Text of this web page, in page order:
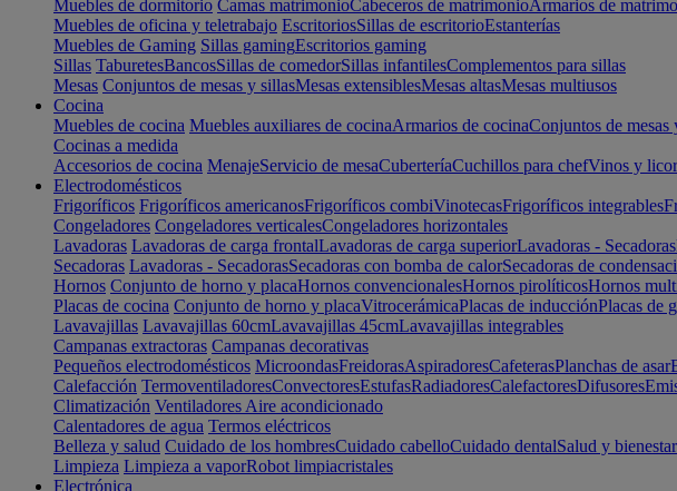
Muebles de dormitorio Camas matrimonioCabeceros de matrimonioArmarios de
Muebles de oficina y teletrabajo EscritoriosSillas de escritorioEstanterías
Muebles de Gaming Sillas gamingEscritorios gaming
Sillas TaburetesBancosSillas de comedorSillas infantilesComplementos para sillas
Mesas Conjuntos de mesas y sillasMesas extensiblesMesas altasMesas multiusos
Cocina
Muebles de cocina Muebles auxiliares de cocinaArmarios de cocinaConjuntos de mesas
Cocinas a medida
Accesorios de cocina MenajeServicio de mesaCuberteríaCuchillos para chefVinos y
Electrodomésticos
Frigoríficos Frigoríficos americanosFrigoríficos combiVinotecasFrigoríficos integrables
Congeladores Congeladores verticalesCongeladores horizontales
Lavadoras Lavadoras de carga frontalLavadoras de carga superiorLavadoras - Secadoras
Secadoras Lavadoras - SecadorasSecadoras con bomba de calorSecadoras de
Hornos Conjunto de horno y placaHornos convencionalesHornos pirolíticosHornos
Placas de cocina Conjunto de horno y placaVitrocerámicaPlacas de inducciónPlacas de
Lavavajillas Lavavajillas 60cmLavavajillas 45cmLavavajillas integrables
Campanas extractoras Campanas decorativas
Pequeños electrodomésticos MicroondasFreidorasAspiradoresCafeterasPlanchas de asar
Calefacción TermoventiladoresConvectoresEstufasRadiadoresCalefactoresDifusores
Climatización Ventiladores Aire acondicionado
Calentadores de agua Termos eléctricos
Belleza y salud Cuidado de los hombresCuidado cabelloCuidado dentalSalud y bienestar
Limpieza Limpieza a vaporRobot limpiacristales
Electrónica